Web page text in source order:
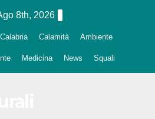
8th, 2026
Calabria Calamità Ambiente
Medicina News Squali